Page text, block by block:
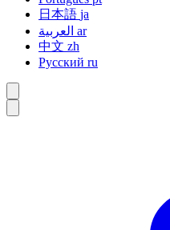
日本語 ja
ar
中文 zh
Русский ru